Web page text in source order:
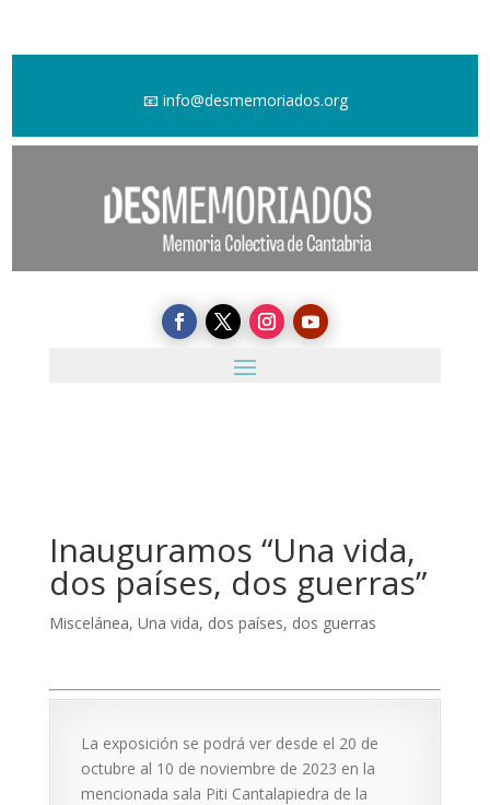
📧 info@desmemoriados.org
Inauguramos “Una vida,
dos países, dos guerras”
Miscelánea, Una vida, dos países, dos guerras
La exposición se podrá ver desde el 20 de
octubre al 10 de noviembre de 2023 en la
mencionada sala Piti Cantalapiedra de la